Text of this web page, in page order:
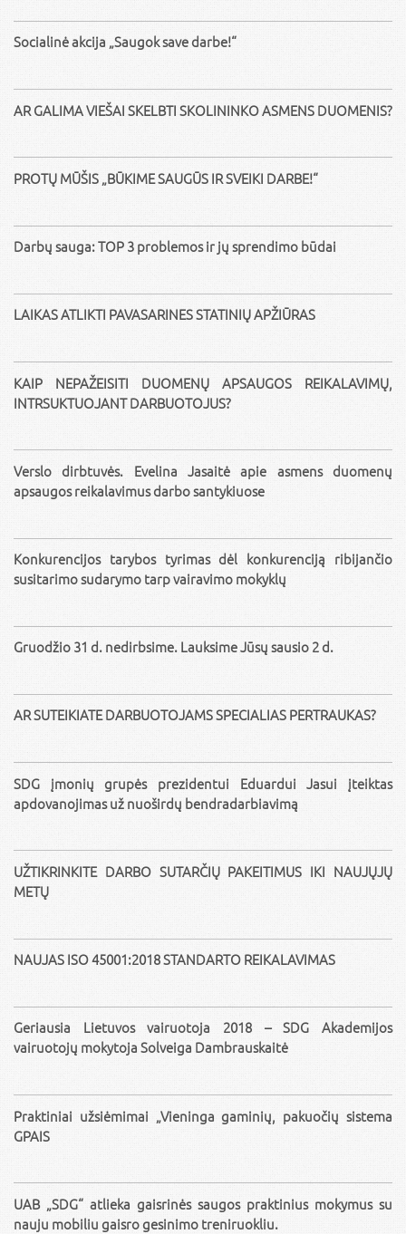
Socialinė akcija „Saugok save darbe!“
AR GALIMA VIEŠAI SKELBTI SKOLININKO ASMENS DUOMENIS?
PROTŲ MŪŠIS „BŪKIME SAUGŪS IR SVEIKI DARBE!“
Darbų sauga: TOP 3 problemos ir jų sprendimo būdai
LAIKAS ATLIKTI PAVASARINES STATINIŲ APŽIŪRAS
KAIP NEPAŽEISITI DUOMENŲ APSAUGOS REIKALAVIMŲ,
INTRSUKTUOJANT DARBUOTOJUS?
Verslo dirbtuvės. Evelina Jasaitė apie asmens duomenų
apsaugos reikalavimus darbo santykiuose
Konkurencijos tarybos tyrimas dėl konkurenciją ribijančio
susitarimo sudarymo tarp vairavimo mokyklų
Gruodžio 31 d. nedirbsime. Lauksime Jūsų sausio 2 d.
AR SUTEIKIATE DARBUOTOJAMS SPECIALIAS PERTRAUKAS?
SDG įmonių grupės prezidentui Eduardui Jasui įteiktas
apdovanojimas už nuoširdų bendradarbiavimą
UŽTIKRINKITE DARBO SUTARČIŲ PAKEITIMUS IKI NAUJŲJŲ
METŲ
NAUJAS ISO 45001:2018 STANDARTO REIKALAVIMAS
Geriausia Lietuvos vairuotoja 2018 – SDG Akademijos
vairuotojų mokytoja Solveiga Dambrauskaitė
Praktiniai užsiėmimai „Vieninga gaminių, pakuočių sistema
GPAIS
UAB „SDG“ atlieka gaisrinės saugos praktinius mokymus su
nauju mobiliu gaisro gesinimo treniruokliu.